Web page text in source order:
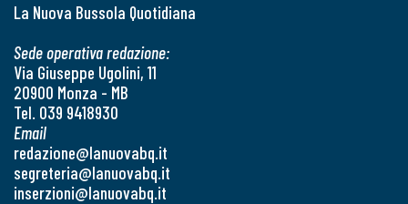
La Nuova Bussola Quotidiana
Sede operativa redazione:
Via Giuseppe Ugolini, 11
20900 Monza - MB
Tel. 039 9418930
Email
redazione@lanuovabq.it
segreteria@lanuovabq.it
inserzioni@lanuovabq.it